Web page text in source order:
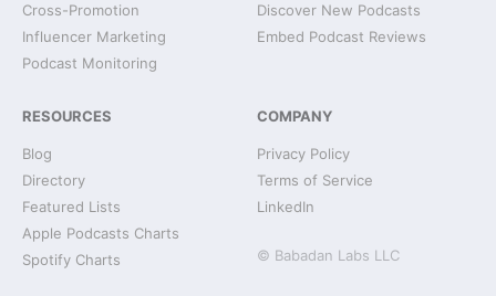
Cross-Promotion
Influencer Marketing
Podcast Monitoring
Discover New Podcasts
Embed Podcast Reviews
RESOURCES
Blog
Directory
Featured Lists
Apple Podcasts Charts
Spotify Charts
COMPANY
Privacy Policy
Terms of Service
LinkedIn
© Babadan Labs LLC